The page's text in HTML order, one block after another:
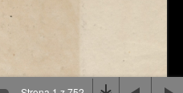
są pliki cookie, bądź
poznać szczegóły zapoznaj
Rozumiem